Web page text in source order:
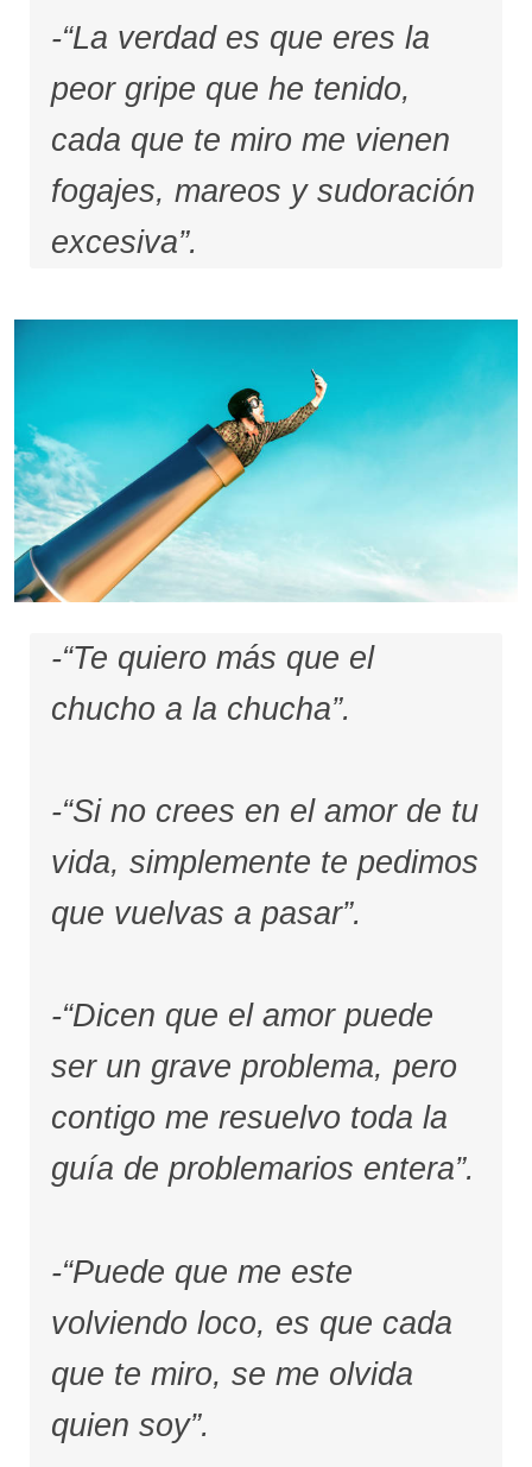
-“La verdad es que eres la
peor gripe que he tenido,
cada que te miro me vienen
fogajes, mareos y sudoración
excesiva”.
-“Te quiero más que el
chucho a la chucha”.
-“Si no crees en el amor de tu
vida, simplemente te pedimos
que vuelvas a pasar”.
-“Dicen que el amor puede
ser un grave problema, pero
contigo me resuelvo toda la
guía de problemarios entera”.
-“Puede que me este
volviendo loco, es que cada
que te miro, se me olvida
quien soy”.